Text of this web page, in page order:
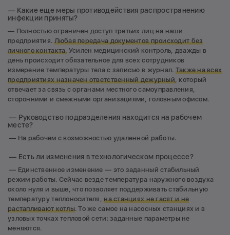
— Какие еще меры противодействия распространению
инфекции приняты?
— Полностью ограничен доступ третьих лиц на наши
предприятия. Любая передача документов происходит без
личного контакта.Усилен медицинский контроль, дважды в
день происходит обязательное для всех сотрудников
измерение температуры тела с записью в журнал. Также на всех
предприятиях назначен ответственный дежурный, который
отвечает за связь с органами местного самоуправления,
сторонними и смежными организациями, головным офисом.
— Руководство подразделения находится на рабочем
месте?
— На рабочем с возможностью удаленной работы.
— Есть ли изменения в технологическом процессе?
— Единственное изменение — это заданный стабильный
режим работы. Сейчас везде температура наружного воздуха
около нуля и выше, что позволяет поддерживать стабильную
температуру теплоносителя,на станциях не гасят и не
растапливают котлы. То же самое на насосных станциях и в
узловых точках тепловой сети: заданные параметры не
меняются.